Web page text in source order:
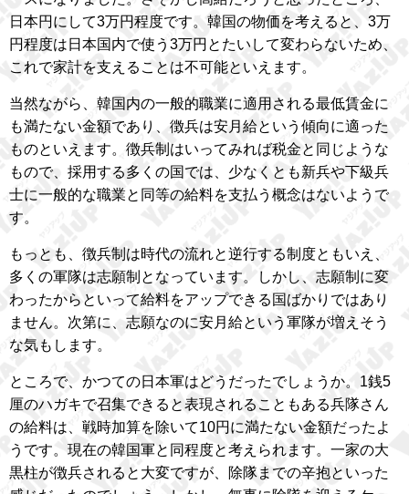
日本円にして3万円程度です。韓国の物価を考えると、3万
円程度は日本国内で使う3万円とたいして変わらないため、
これで家計を支えることは不可能といえます。
当然ながら、韓国内の一般的職業に適用される最低賃金に
も満たない金額であり、徴兵は安月給という傾向に適った
ものといえます。徴兵制はいってみれば税金と同じような
もので、採用する多くの国では、少なくとも新兵や下級兵
士に一般的な職業と同等の給料を支払う概念はないようで
す。
もっとも、徴兵制は時代の流れと逆行する制度ともいえ、
多くの軍隊は志願制となっています。しかし、志願制に変
わったからといって給料をアップできる国ばかりではあり
ません。次第に、志願なのに安月給という軍隊が増えそう
な気もします。
ところで、かつての日本軍はどうだったでしょうか。1銭5
厘のハガキで召集できると表現されることもある兵隊さん
の給料は、戦時加算を除いて10円に満たない金額だったよ
うです。現在の韓国軍と同程度と考えられます。一家の大
黒柱が徴兵されると大変ですが、除隊までの辛抱といった